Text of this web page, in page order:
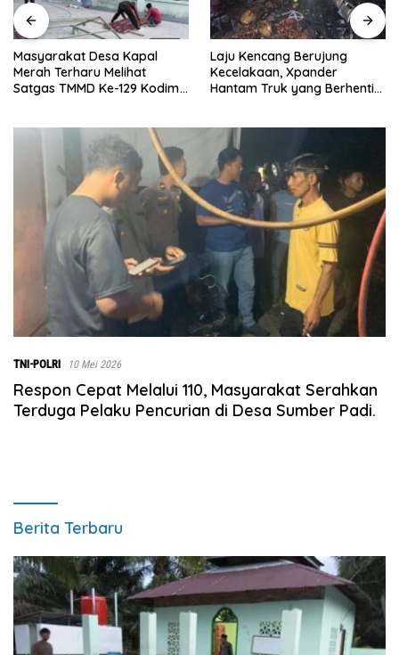
Laju Kencang Berujung
Kecelakaan, Xpander
Hantam Truk yang Berhenti
Kurang dari 1×24 Jam,
Lima Puluh Ringkus Pelaku
Curas
TNI-POLRI 10 Mei 2026
Respon Cepat Melalui 110, Masyarakat Serahkan
Terduga Pelaku Pencurian di Desa Sumber Padi.
Berita Terbaru